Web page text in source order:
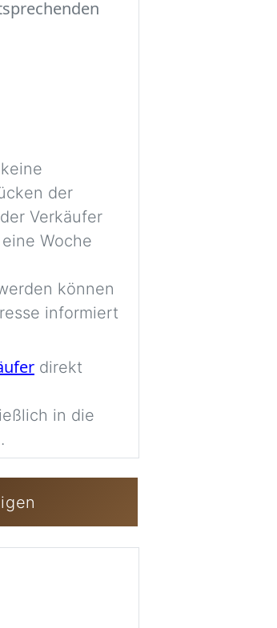
der
Verkäufer
Woche
können
informiert
direkt
in die